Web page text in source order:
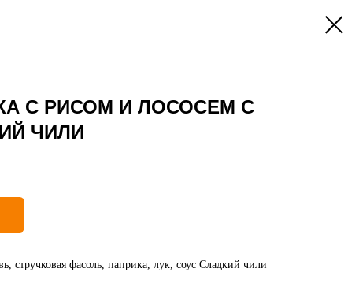
С РИСОМ И ЛОСОСЕМ С
ЧИЛИ
стручковая фасоль, паприка, лук, соус Сладкий чили